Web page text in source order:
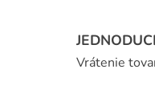
Vrátenie